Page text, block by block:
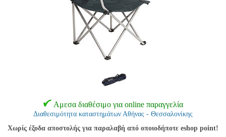
Αμεσα διαθέσιμο για online παραγγελία
Διαθεσιμότητα καταστημάτων Αθήνας - Θεσσαλονίκης
Χωρίς έξοδα αποστολής για παραλαβή από οποιοδήποτε eshop point!